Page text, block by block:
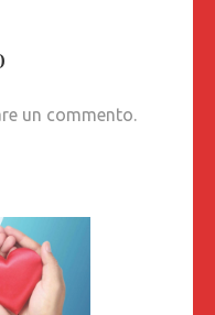
un commento.